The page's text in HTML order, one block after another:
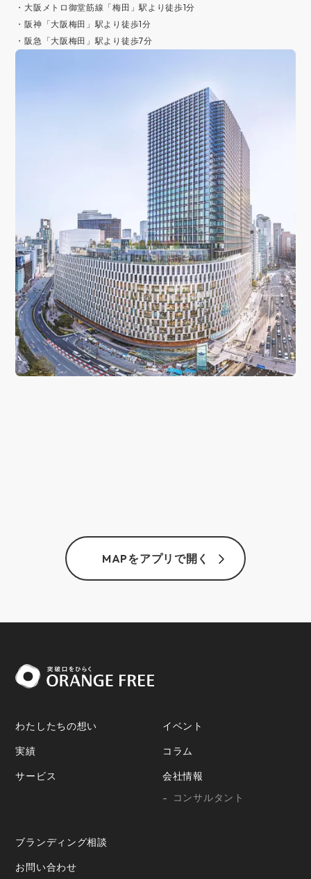
・大阪メトロ御堂筋線「梅田」駅より徒歩1分
・阪神「大阪梅田」駅より徒歩1分
・阪急「大阪梅田」駅より徒歩7分
MAPをアプリで開く
わたしたちの想い
実績
サービス
イベント
コラム
会社情報
コンサルタント
ブランディング相談
お問い合わせ